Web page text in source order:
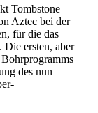
Tombstone
Aztec bei der
für die das
Die ersten, aber
des nun